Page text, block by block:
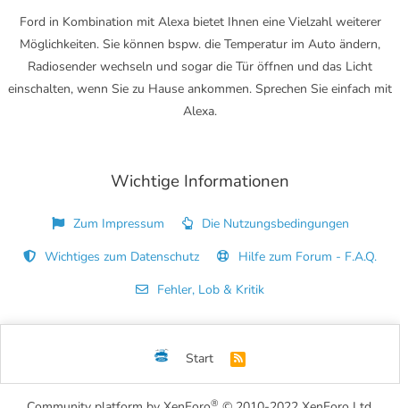
Ford in Kombination mit Alexa bietet Ihnen eine Vielzahl weiterer
Möglichkeiten. Sie können bspw. die Temperatur im Auto ändern,
Radiosender wechseln und sogar die Tür öffnen und das Licht
einschalten, wenn Sie zu Hause ankommen. Sprechen Sie einfach mit
Alexa.
Wichtige Informationen
Zum Impressum
Die Nutzungsbedingungen
Wichtiges zum Datenschutz
Hilfe zum Forum - F.A.Q.
Fehler, Lob & Kritik
Start
R
S
®